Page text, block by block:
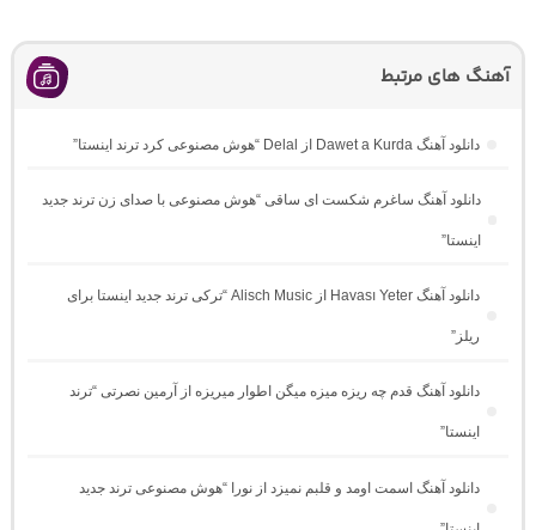
آهنگ های مرتبط
دانلود آهنگ Dawet a Kurda از Delal “هوش مصنوعی کرد ترند اینستا”
دانلود آهنگ ساغرم شکست ای ساقی “هوش مصنوعی با صدای زن ترند جدید
اینستا”
دانلود آهنگ Havası Yeter از Alisch Music “ترکی ترند جدید اینستا برای
ریلز”
دانلود آهنگ ﻗﺪم ﭼﻪ رﻳﺰه ﻣﻴﺰه ﻣﻴﮕﻦ اﻃﻮار ﻣﻴﺮﻳﺰه از آرمین نصرتی “ترند
اینستا”
دانلود آهنگ اسمت اومد و قلبم نمیزد از نورا “هوش مصنوعی ترند جدید